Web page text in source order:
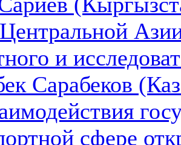
и
Сарабеков
сфере